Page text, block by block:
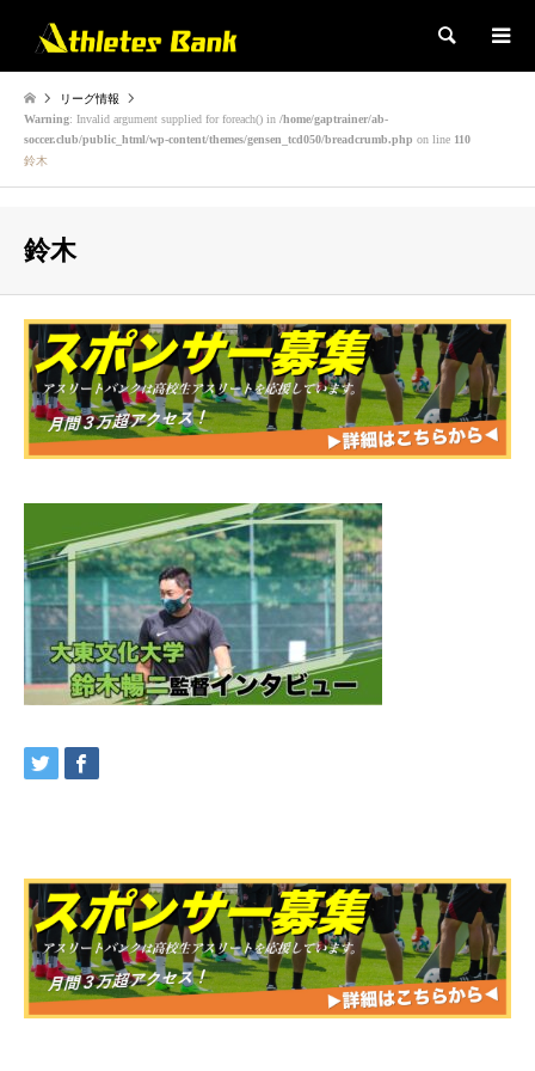
検索
リーグ情報
Warning: Invalid argument supplied for foreach() in /home/gaptrainer/ab-
soccer.club/public_html/wp-content/themes/gensen_tcd050/breadcrumb.php on line 110
鈴木
鈴木